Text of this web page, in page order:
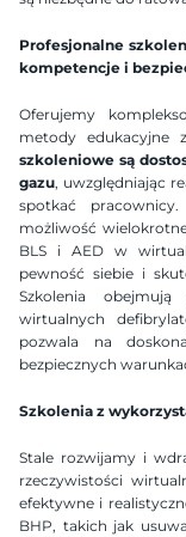
Profesjonalne
kompetencje i
Oferujemy
metody edukacyjne
szkoleniowe są
gazu, uwzględniając
spotkać
możliwość
BLS i AED w
pewność siebie i
Szkolenia
wirtualnych
pozwala na
bezpiecznych
Szkolenia z
Stale rozwijamy i
rzeczywistości
efektywne i
BHP, takich jak